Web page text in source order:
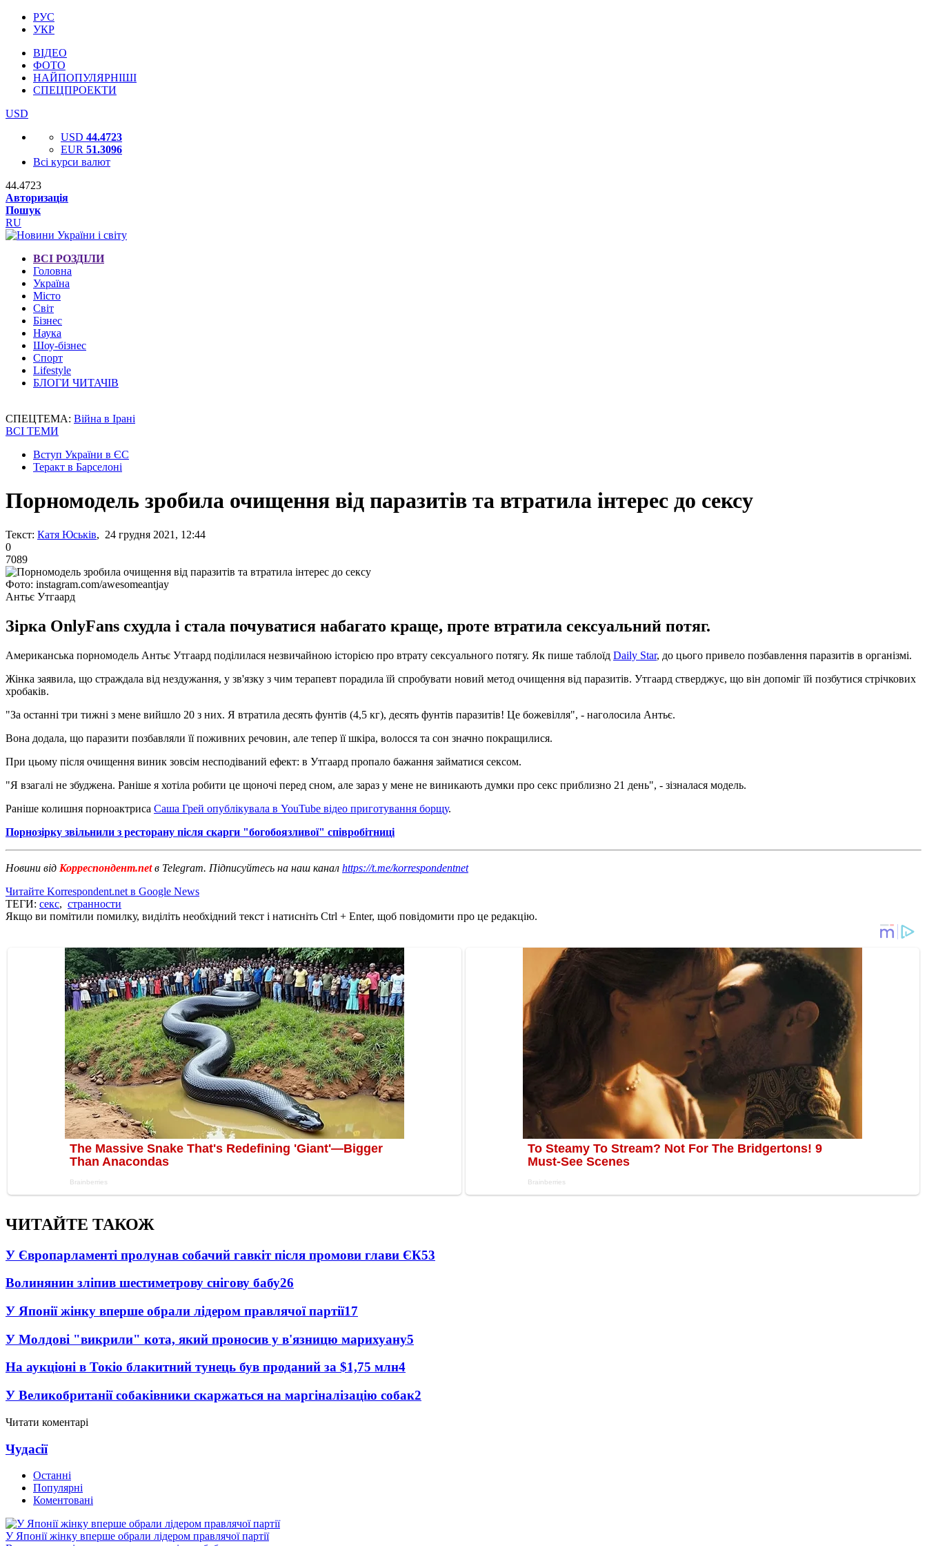
РУС
УКР
ВІДЕО
ФОТО
НАЙПОПУЛЯРНІШІ
СПЕЦПРОЕКТИ
USD
USD 44.4723
EUR 51.3096
Всі курси валют
44.4723
Авторизація
Пошук
RU
ВСІ РОЗДІЛИ
Головна
Україна
Місто
Світ
Бізнес
Наука
Шоу-бізнес
Спорт
Lifestyle
БЛОГИ ЧИТАЧІВ
СПЕЦТЕМА: Війна в Ірані
ВСІ ТЕМИ
Вступ України в ЄС
Теракт в Барселоні
Порномодель зробила очищення від паразитів та втратила інтерес до сексу
Текст: Катя Юськів, 24 грудня 2021, 12:44
0
7089
Фото: instagram.com/awesomeantjay
Антьє Утгаард
Зірка OnlyFans схудла і стала почуватися набагато краще, проте втратила сексуальний потяг.
Американська порномодель Антьє Утгаард поділилася незвичайною історією про втрату сексуального потягу. Як пише таблоїд Daily Star, до цього привело позбавлення паразитів в організмі.
Жінка заявила, що страждала від нездужання, у зв'язку з чим терапевт порадила їй спробувати новий метод очищення від паразитів. Утгаард стверджує, що він допоміг їй позбутися стрічкових
хробаків.
"За останні три тижні з мене вийшло 20 з них. Я втратила десять фунтів (4,5 кг), десять фунтів паразитів! Це божевілля", - наголосила Антьє.
Вона додала, що паразити позбавляли її поживних речовин, але тепер її шкіра, волосся та сон значно покращилися.
При цьому після очищення виник зовсім несподіваний ефект: в Утгаард пропало бажання займатися сексом.
"Я взагалі не збуджена. Раніше я хотіла робити це щоночі перед сном, але зараз у мене не виникають думки про секс приблизно 21 день", - зізналася модель.
Раніше колишня порноактриса Саша Грей опублікувала в YouTube відео приготування борщу.
Порнозірку звільнили з ресторану після скарги "богобоязливої" співробітниці
Новини від Корреспондент.netв Telegram. Підписуйтесь на наш канал https://t.me/korrespondentnet
Читайте Korrespondent.net в Google News
ТЕГИ: секс, странности
Якщо ви помітили помилку, виділіть необхідний текст і натисніть Ctrl + Enter, щоб повідомити про це редакцію.
ЧИТАЙТЕ ТАКОЖ
У Європарламенті пролунав собачий гавкіт після промови глави ЄК53
Волинянин зліпив шестиметрову снігову бабу26
У Японії жінку вперше обрали лідером правлячої партії17
У Молдові "викрили" кота, який проносив у в'язницю марихуану5
На аукціоні в Токіо блакитний тунець був проданий за $1,75 млн4
У Великобританії собаківники скаржаться на маргіналізацію собак2
Читати коментарі
Чудасії
Останні
Популярні
Коментовані
У Японії жінку вперше обрали лідером правлячої партії